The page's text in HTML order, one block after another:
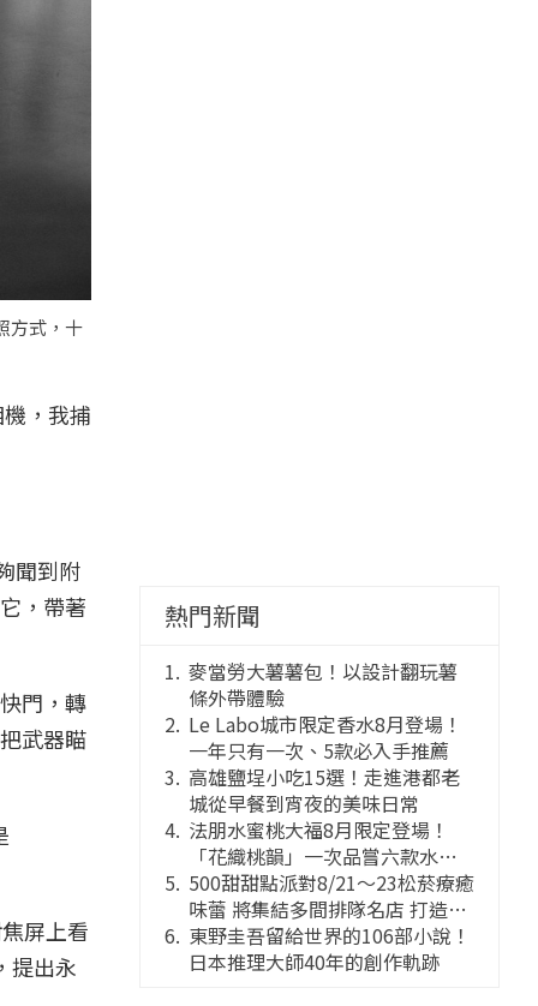
方式，十
，我捕
聞到附
，帶著
門，轉
武器瞄
屏上看
提出永
熱門新聞
麥當勞大薯薯包！以設計翻玩薯
條外帶體驗
Le Labo城市限定香水8月登場！
一年只有一次、5款必入手推薦
高雄鹽埕小吃15選！走進港都老
城從早餐到宵夜的美味日常
法朋水蜜桃大福8月限定登場！
「花織桃韻」一次品嘗六款水蜜
桃花果大福
500甜甜點派對8/21～23松菸療癒
味蕾 將集結多間排隊名店 打造靈
感創意的舞台
東野圭吾留給世界的106部小說！
日本推理大師40年的創作軌跡